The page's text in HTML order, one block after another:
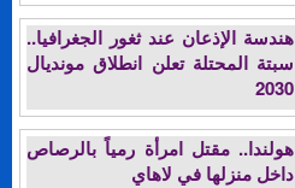
هندسة الإذعان عند ثغور الجغرافيا..
سبتة المحتلة تعلن انطلاق مونديال
2030
هولندا.. مقتل امرأة رمياً بالرصاص
داخل منزلها في لاهاي